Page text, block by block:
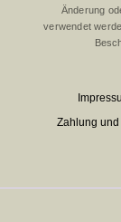
Änderung
verwendet
Zahlung und